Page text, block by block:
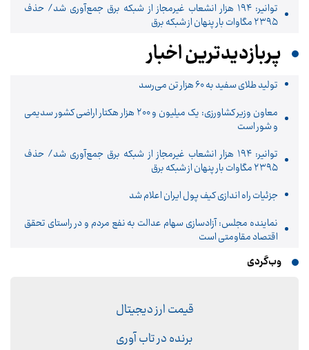
توانیر: ۱۹۴ هزار انشعاب غیرمجاز از شبکه برق جمع‌آوری شد/ حذف
۲۳۹۵ مگاوات بار پنهان از شبکه برق
پربازدیدترین اخبار
تولید طلای سفید به ۶۰ هزار تن می‌رسد
معاون وزیر کشاورزی: یک میلیون و ۲۰۰ هزار هکتار اراضی کشور سدیمی
و شور است
توانیر: ۱۹۴ هزار انشعاب غیرمجاز از شبکه برق جمع‌آوری شد/ حذف
۲۳۹۵ مگاوات بار پنهان از شبکه برق
جزئیات راه اندازی کیف پول ایران اعلام شد
نماینده مجلس: آزادسازی سهام عدالت به نفع مردم و در راستای تحقق
اقتصاد مقاومتی است
وب‌گردی
قیمت ارز دیجیتال
برنده در تاب آوری